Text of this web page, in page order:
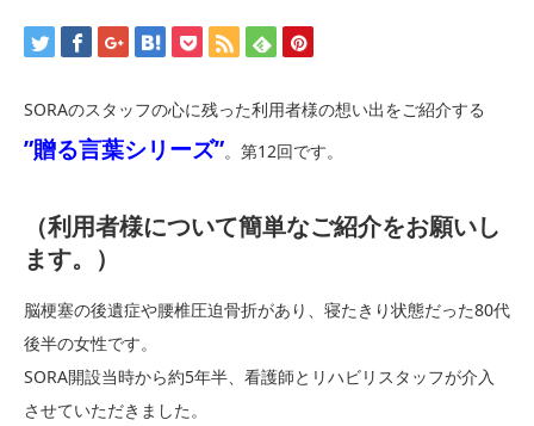
SORAのスタッフの心に残った利用者様の想い出をご紹介する
”贈る言葉シリーズ”。第12回です。
（利用者様について簡単なご紹介をお願いし
ます。）
脳梗塞の後遺症や腰椎圧迫骨折があり、寝たきり状態だった80代
後半の女性です。
SORA開設当時から約5年半、看護師とリハビリスタッフが介入
させていただきました。